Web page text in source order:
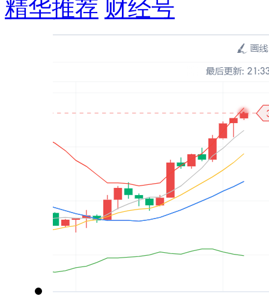
精华推荐 财经号